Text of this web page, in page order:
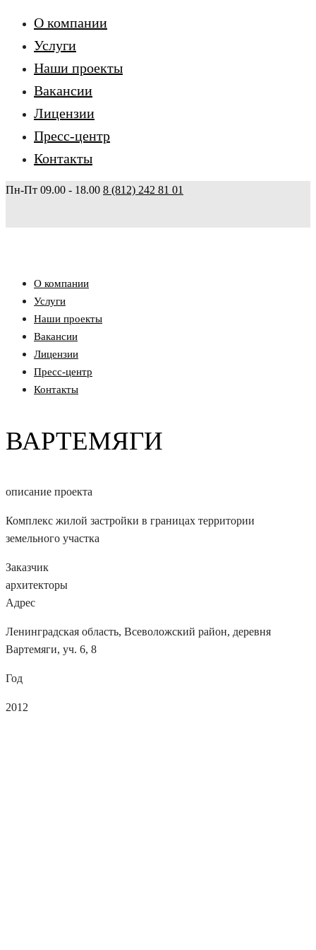
О компании
Услуги
Наши проекты
Вакансии
Лицензии
Пресс-центр
Контакты
Пн-Пт 09.00 - 18.00 8 (812) 242 81 01
О компании
Услуги
Наши проекты
Вакансии
Лицензии
Пресс-центр
Контакты
ВАРТЕМЯГИ
описание проекта
Комплекс жилой застройки в границах территории
земельного участка
Заказчик
архитекторы
Адрес
Ленинградская область, Всеволожский район, деревня
Вартемяги, уч. 6, 8
Год
2012